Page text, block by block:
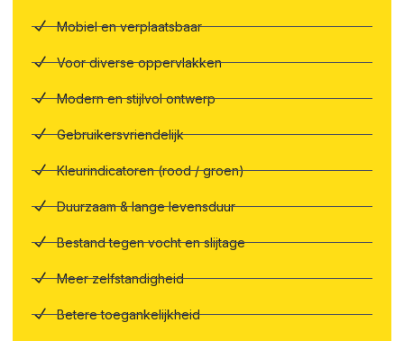
Mobiel en verplaatsbaar
Voor diverse oppervlakken
Modern en stijlvol ontwerp
Gebruikersvriendelijk
Kleurindicatoren (rood / groen)
Duurzaam & lange levensduur
Bestand tegen vocht en slijtage
Meer zelfstandigheid
Betere toegankelijkheid